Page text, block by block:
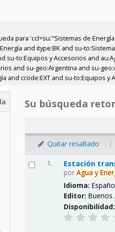
para 'ccl=su:"Sistemas de
and itype:BK and su-
su-to:Equipos y Accesorios and
and su-geo:Argentina and su-
and ccode:EXT and su-to:Equipos y
Su búsqueda
Quitar resaltado |
1. Estación
porAgua y
Idioma:
Editor:
Disponibilidad: